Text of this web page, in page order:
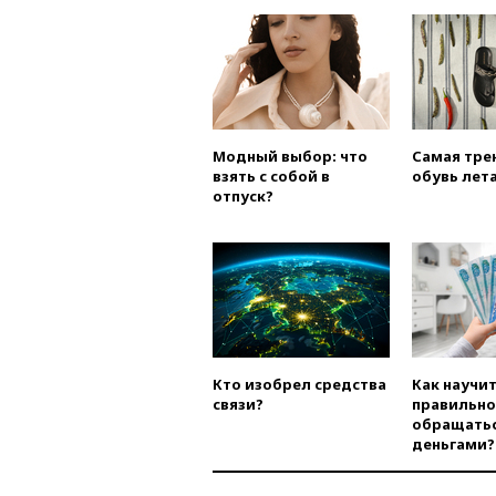
Модный выбор: что
взять с собой в
отпуск?
Самая
обувь
Кто изобрел средства
связи?
Как
правильно
деньгами?